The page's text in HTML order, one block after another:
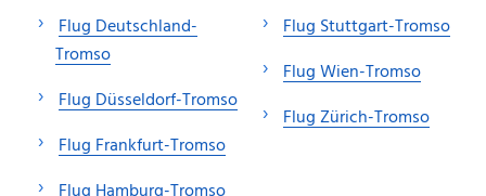
Flug Deutschland-
Tromso
Flug Düsseldorf-Tromso
Flug Frankfurt-Tromso
Flug Stuttgart-Tromso
Flug Wien-Tromso
Flug Zürich-Tromso